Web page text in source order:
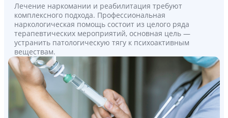
Лечение наркомании и реабилитация требуют
комплексного подхода. Профессиональная
наркологическая помощь состоит из целого ряда
терапевтических мероприятий, основная цель —
устранить патологическую тягу к психоактивным
веществам.